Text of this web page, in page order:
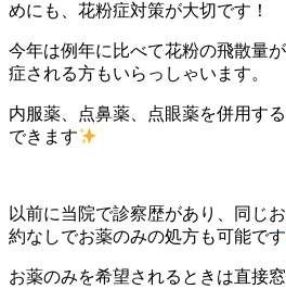
めにも、花粉症対策が大切です！
今年は例年に比べて花粉の飛散量
症される方もいらっしゃいます。
内服薬、点鼻薬、点眼薬を併用す
できます
以前に当院で診察歴があり、同じ
約なしでお薬のみの処方も可能です
お薬のみを希望されるときは直接